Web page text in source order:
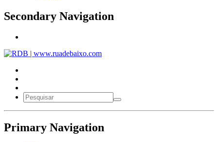
Secondary Navigation
Primary Navigation